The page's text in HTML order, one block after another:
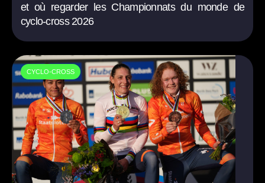
et où regarder les Championnats du monde de
cyclo-cross 2026
CYCLO-CROSS